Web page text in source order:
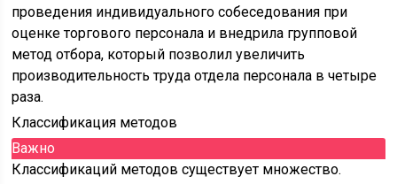
проведения индивидуального собеседования при
оценке торгового персонала и внедрила групповой
метод отбора, который позволил увеличить
производительность труда отдела персонала в четыре
раза.
Классификация методов
Важно
Классификаций методов существует множество.